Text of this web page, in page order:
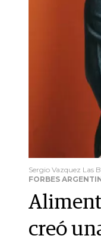
Sergio Vazquez Las
FORBES
creó